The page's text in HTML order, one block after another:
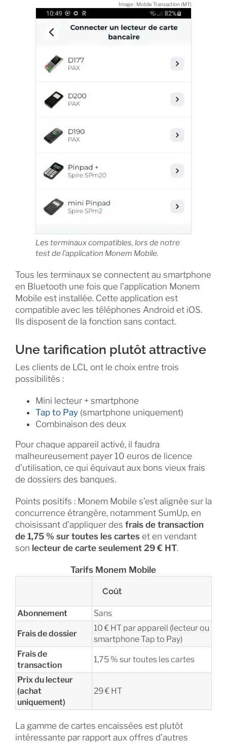
Image : Mobile Transaction (MT)
Les terminaux compatibles, lors de notre
test de l’application Monem Mobile.
Tous les terminaux se connectent au smartphone
en Bluetooth une fois que l’application Monem
Mobile est installée. Cette application est
compatible avec les téléphones Android et iOS.
Ils disposent de la fonction sans contact.
Une tarification plutôt attractive
Les clients de LCL ont le choix entre trois
possibilités :
Mini lecteur + smartphone
Tap to Pay(smartphone uniquement)
Combinaison des deux
Pour chaque appareil activé, il faudra
malheureusement payer 10 euros de licence
d’utilisation, ce qui équivaut aux bons vieux frais
de dossiers des banques.
Points positifs : Monem Mobile s’est alignée sur la
concurrence étrangère, notamment SumUp, en
choisissant d’appliquer des frais de transaction
de 1,75 % sur toutes les carteset en vendant
son lecteur de carte seulement 29 € HT.
Tarifs Monem Mobile
Coût
Abonnement Sans
Frais de dossier
10 € HT par appareil (lecteur ou
smartphone Tap to Pay)
Frais de
transaction
1,75 % sur toutes les cartes
Prix du lecteur
(achat
uniquement)
29 € HT
La gamme de cartes encaissées est plutôt
intéressante par rapport aux offres d’autres